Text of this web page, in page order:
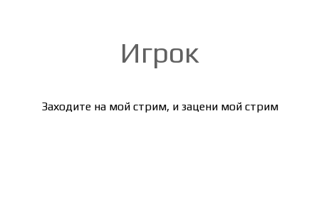
Игрок
Заходите на мой стрим, и зацени мой стрим